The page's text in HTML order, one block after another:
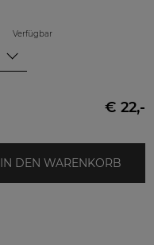
Verfügbar
€ 22,-
IN DEN WARENKORB